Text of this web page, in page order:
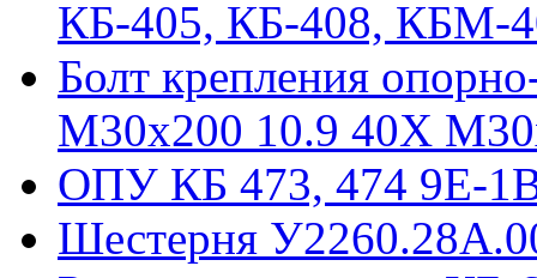
КБ-405, КБ-408, КБМ-
Болт крепления
М30х200 10.9 40Х
ОПУ КБ 473, 474 9E-
Шестерня